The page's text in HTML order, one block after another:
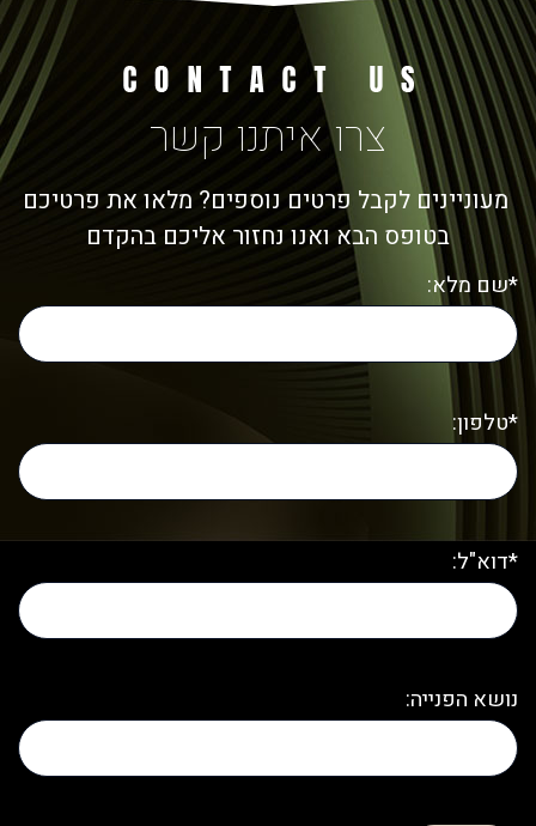
צרו איתנו קשר
מעוניינים לקבל פרטים נוספים? מלאו את פרטיכם
בטופס הבא ואנו נחזור אליכם בהקדם
*שם מלא:
*טלפון:
*דוא"ל:
נושא הפנייה: